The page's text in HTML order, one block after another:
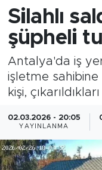
Silahlı
şüpheli
Antalya'da iş
işletme sahibine
kişi,
02.03.2026 - 20:05
YAYINLANMA
Gündem
İlçeler
Kültür- Sanat
Özel Haber
Politika
Tüm
Son Dakika
Haber Arşivi